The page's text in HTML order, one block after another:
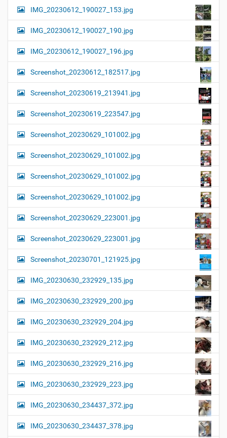
IMG_20230612_190027_153.jpg
IMG_20230612_190027_190.jpg
IMG_20230612_190027_196.jpg
Screenshot_20230612_182517.jpg
Screenshot_20230619_213941.jpg
Screenshot_20230619_223547.jpg
Screenshot_20230629_101002.jpg
Screenshot_20230629_101002.jpg
Screenshot_20230629_101002.jpg
Screenshot_20230629_101002.jpg
Screenshot_20230629_223001.jpg
Screenshot_20230629_223001.jpg
Screenshot_20230701_121925.jpg
IMG_20230630_232929_135.jpg
IMG_20230630_232929_200.jpg
IMG_20230630_232929_204.jpg
IMG_20230630_232929_212.jpg
IMG_20230630_232929_216.jpg
IMG_20230630_232929_223.jpg
IMG_20230630_234437_372.jpg
IMG_20230630_234437_378.jpg